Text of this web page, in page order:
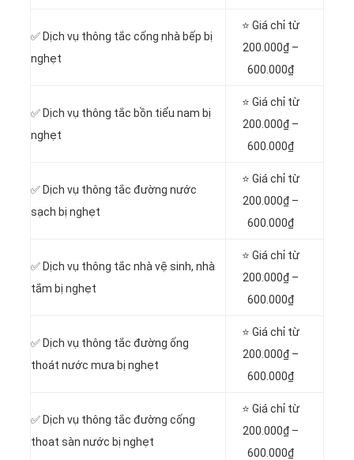
✅ Dịch vụ thông tắc cống nhà bếp bị
nghẹt
⭐ Giá chỉ từ
200.000₫ –
600.000₫
✅ Dịch vụ thông tắc bồn tiểu nam bị
nghẹt
⭐ Giá chỉ từ
200.000₫ –
600.000₫
✅ Dịch vụ thông tắc đường nước
sạch bị nghẹt
⭐ Giá chỉ từ
200.000₫ –
600.000₫
✅ Dịch vụ thông tắc nhà vệ sinh, nhà
tắm bị nghẹt
⭐ Giá chỉ từ
200.000₫ –
600.000₫
✅ Dịch vụ thông tắc đường ống
thoát nước mưa bị nghẹt
⭐ Giá chỉ từ
200.000₫ –
600.000₫
✅ Dịch vụ thông tắc đường cống
thoat sàn nước bị nghẹt
⭐ Giá chỉ từ
200.000₫ –
600.000₫